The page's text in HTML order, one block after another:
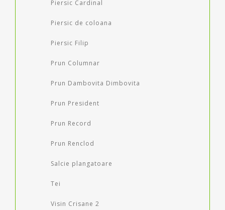
Piersic Cardinal
Piersic de coloana
Piersic Filip
Prun Columnar
Prun Dambovita Dimbovita
Prun President
Prun Record
Prun Renclod
Salcie plangatoare
Tei
Visin Crisane 2